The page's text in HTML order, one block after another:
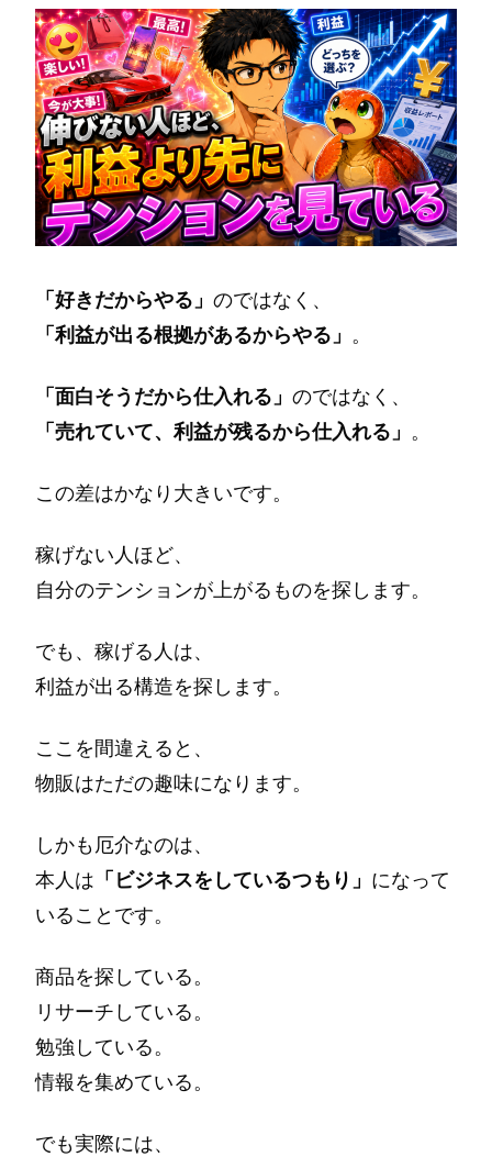
「好きだからやる」 のではなく、
「利益が出る根拠があるからやる」 。
「面白そうだから仕入れる」 のではなく、
「売れていて、利益が残るから仕入れる」 。
この差はかなり大きいです。
稼げない人ほど、
自分のテンションが上がるものを探します。
でも、稼げる人は、
利益が出る構造を探します。
ここを間違えると、
物販はただの趣味になります。
しかも厄介なのは、
本人は 「ビジネスをしているつもり」 になって
いることです。
商品を探している。
リサーチしている。
勉強している。
情報を集めている。
でも実際には、